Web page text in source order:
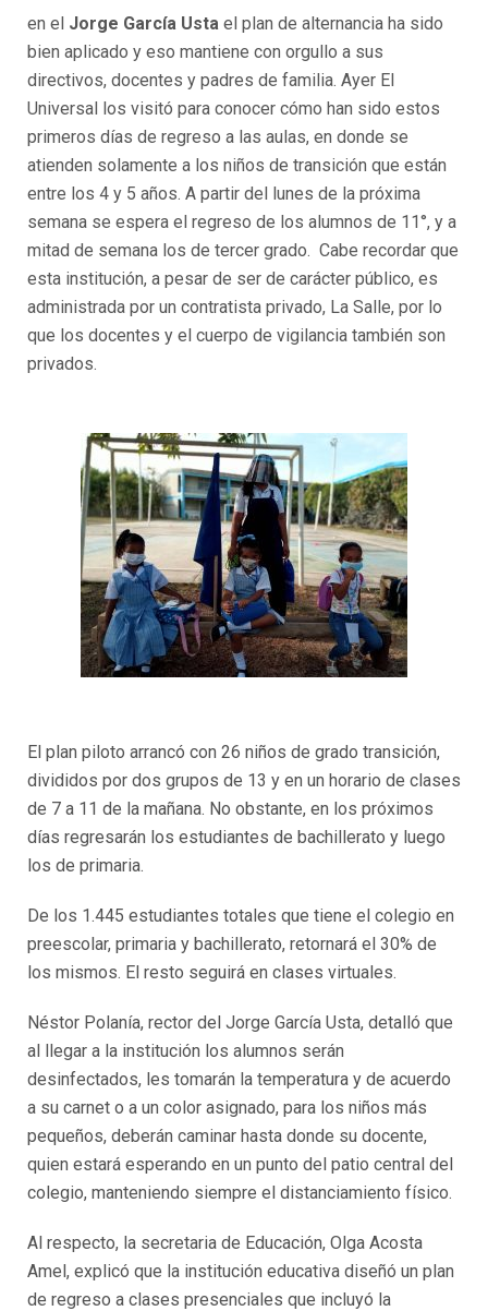
en el Jorge García Usta el plan de alternancia ha sido
bien aplicado y eso mantiene con orgullo a sus
directivos, docentes y padres de familia. Ayer El
Universal los visitó para conocer cómo han sido estos
primeros días de regreso a las aulas, en donde se
atienden solamente a los niños de transición que están
entre los 4 y 5 años. A partir del lunes de la próxima
semana se espera el regreso de los alumnos de 11°, y a
mitad de semana los de tercer grado. Cabe recordar que
esta institución, a pesar de ser de carácter público, es
administrada por un contratista privado, La Salle, por lo
que los docentes y el cuerpo de vigilancia también son
privados.
El plan piloto arrancó con 26 niños de grado transición,
divididos por dos grupos de 13 y en un horario de clases
de 7 a 11 de la mañana. No obstante, en los próximos
días regresarán los estudiantes de bachillerato y luego
los de primaria.
De los 1.445 estudiantes totales que tiene el colegio en
preescolar, primaria y bachillerato, retornará el 30% de
los mismos. El resto seguirá en clases virtuales.
Néstor Polanía, rector del Jorge García Usta, detalló que
al llegar a la institución los alumnos serán
desinfectados, les tomarán la temperatura y de acuerdo
a su carnet o a un color asignado, para los niños más
pequeños, deberán caminar hasta donde su docente,
quien estará esperando en un punto del patio central del
colegio, manteniendo siempre el distanciamiento físico.
Al respecto, la secretaria de Educación, Olga Acosta
Amel, explicó que la institución educativa diseñó un plan
de regreso a clases presenciales que incluyó la